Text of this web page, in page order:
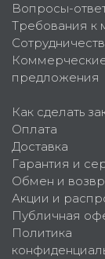
Вопросы-
Требования к
предложения
Как сделать
Оплата
Доставка
Гарантия и
Обмен и
Акции и
Публичная
Политика